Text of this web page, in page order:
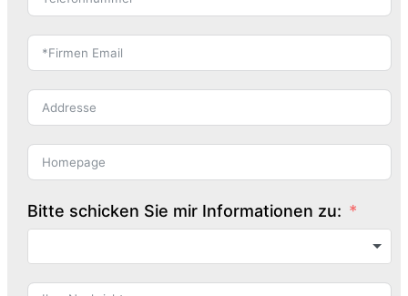
Bitte schicken Sie mir Informationen zu: